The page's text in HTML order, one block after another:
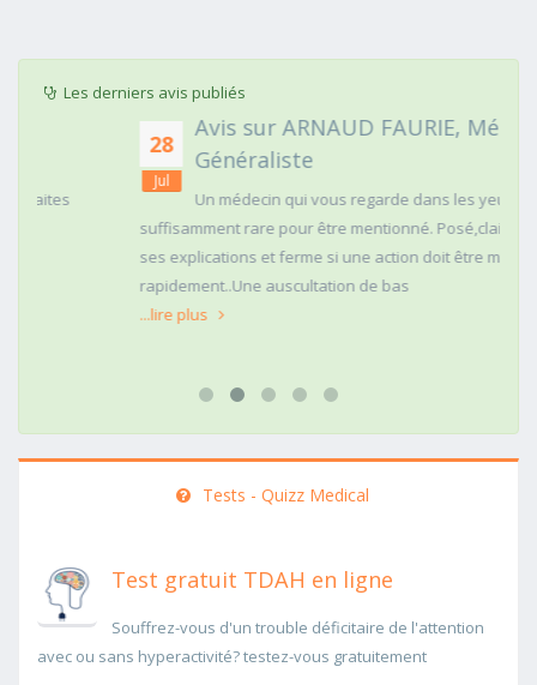
Les derniers avis publiés
Avis sur ARNAUD FAURIE, Médecin
Généraliste
Un médecin qui vous regarde dans les yeux c'est
suffisamment rare pour être mentionné. Posé,clair dans
ses explications et ferme si une action doit être menée
rapidement..Une auscultation de bas
Tests - Quizz Medical
Test gratuit TDAH en ligne
Souffrez-vous d'un trouble déficitaire de l'attention
avec ou sans hyperactivité? testez-vous gratuitement